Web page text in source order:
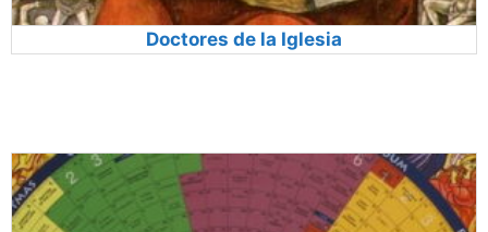
Doctores de la Iglesia